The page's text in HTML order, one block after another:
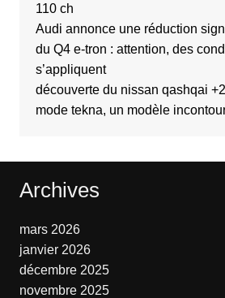
110 ch
Audi annonce une réduction
du Q4 e-tron : attention, des
s’appliquent
découverte du nissan qashqai
mode tekna, un modèle
Archives
mars 2026
janvier 2026
décembre 2025
novembre 2025